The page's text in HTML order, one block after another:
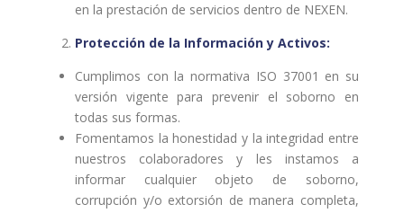
en la prestación de servicios dentro de NEXEN.
Protección de la Información y Activos:
Cumplimos con la normativa ISO 37001 en su
versión vigente para prevenir el soborno en
todas sus formas.
Fomentamos la honestidad y la integridad entre
nuestros colaboradores y les instamos a
informar cualquier objeto de soborno,
corrupción y/o extorsión de manera completa,